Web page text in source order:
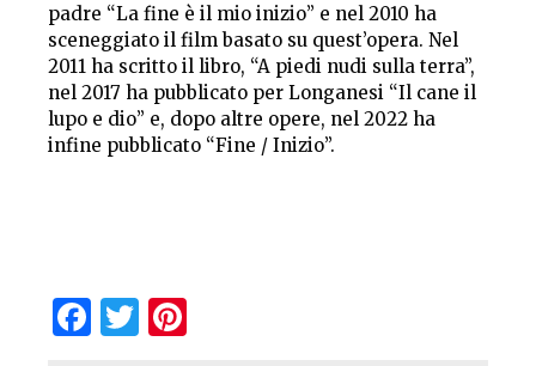
padre “La fine è il mio inizio” e nel 2010 ha
sceneggiato il film basato su quest’opera. Nel
2011 ha scritto il libro, “A piedi nudi sulla terra”,
nel 2017 ha pubblicato per Longanesi “Il cane il
lupo e dio” e, dopo altre opere, nel 2022 ha
infine pubblicato “Fine / Inizio”.
Facebook
Twitter